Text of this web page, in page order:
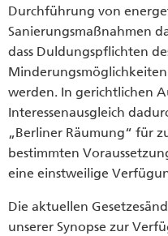
Durchführung von
Sanierungsmaßnahmen
dass Duldungspflichten
werden. In gerichtlichen
Interessenausgleich
„Berliner Räumung“ für
bestimmten
eine einstweilige
Die aktuellen
unserer Synopse zur